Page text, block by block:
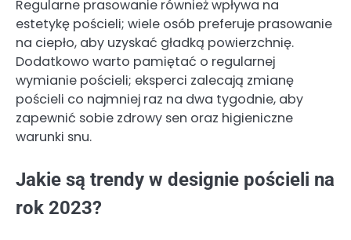
Regularne prasowanie również wpływa na
estetykę pościeli; wiele osób preferuje prasowanie
na ciepło, aby uzyskać gładką powierzchnię.
Dodatkowo warto pamiętać o regularnej
wymianie pościeli; eksperci zalecają zmianę
pościeli co najmniej raz na dwa tygodnie, aby
zapewnić sobie zdrowy sen oraz higieniczne
warunki snu.
Jakie są trendy w designie pościeli na
rok 2023?